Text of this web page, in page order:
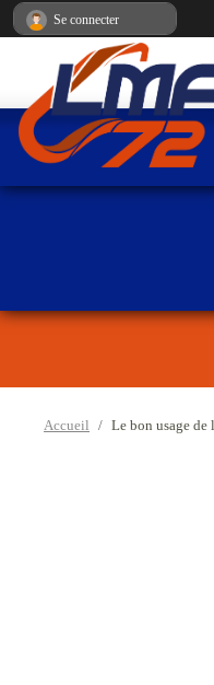
Accueil Le bon usage
Se connecter
Panneau de gestion des cookies